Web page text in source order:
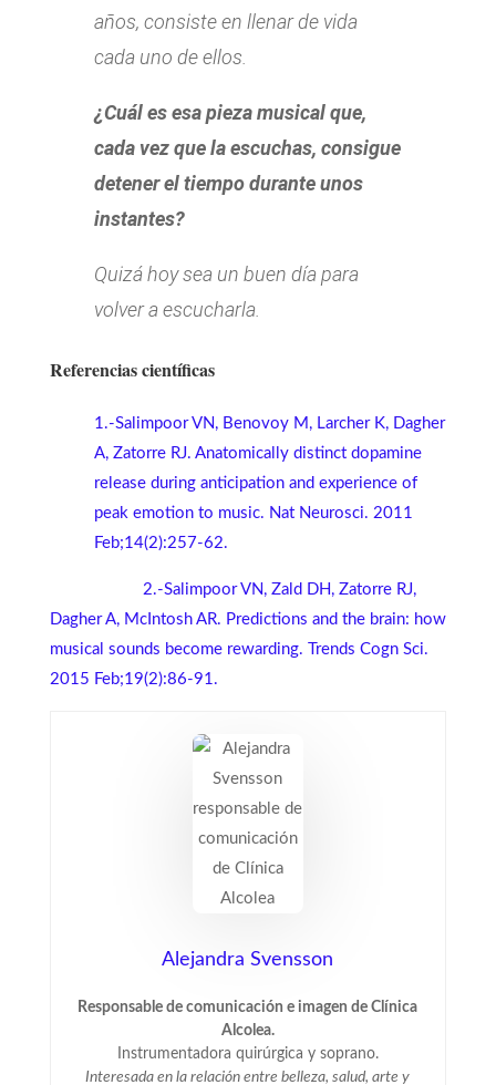
años, consiste en llenar de vida
cada uno de ellos.
¿Cuál es esa pieza musical que,
cada vez que la escuchas, consigue
detener el tiempo durante unos
instantes?
Quizá hoy sea un buen día para
volver a escucharla.
Referencias científicas
1.-Salimpoor VN, Benovoy M, Larcher K, Dagher
A, Zatorre RJ. Anatomically distinct dopamine
release during anticipation and experience of
peak emotion to music. Nat Neurosci. 2011
Feb;14(2):257-62.
2.-Salimpoor VN, Zald DH, Zatorre RJ,
Dagher A, McIntosh AR. Predictions and the brain: how
musical sounds become rewarding. Trends Cogn Sci.
2015 Feb;19(2):86-91.
Alejandra Svensson
Responsable de comunicación e imagen de Clínica
Alcolea.
Instrumentadora quirúrgica y soprano.
Interesada en la relación entre belleza, salud, arte y